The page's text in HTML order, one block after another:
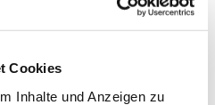
Cookies
Inhalte und Anzeigen zu